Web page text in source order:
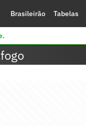
Brasileirão Tabelas